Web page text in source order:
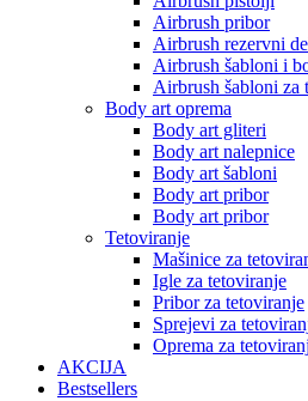
Airbrush pribor
Airbrush rezervni
Airbrush šabloni i
Airbrush šabloni za
Body art oprema
Body art gliteri
Body art nalepnice
Body art šabloni
Body art pribor
Body art pribor
Tetoviranje
Mašinice za
Igle za tetoviranje
Pribor za tetoviranje
Sprejevi za
Oprema za
AKCIJA
Bestsellers